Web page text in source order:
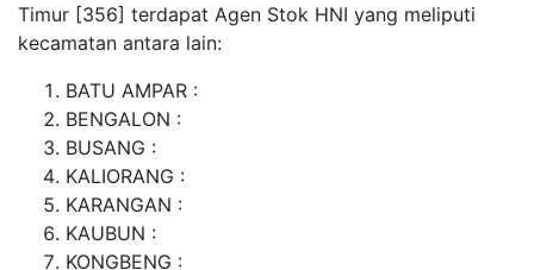
Timur [356] terdapat Agen Stok HNI yang meliputi
kecamatan antara lain:
BATU AMPAR :
BENGALON :
BUSANG :
KALIORANG :
KARANGAN :
KAUBUN :
KONGBENG :